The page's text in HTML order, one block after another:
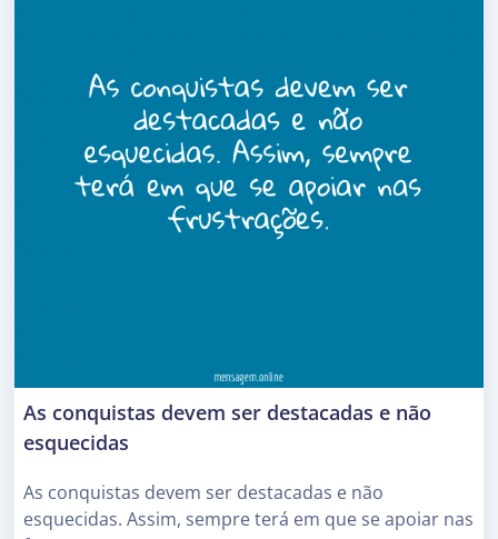
As conquistas devem ser destacadas e não
esquecidas
As conquistas devem ser destacadas e não
esquecidas. Assim, sempre terá em que se apoiar nas